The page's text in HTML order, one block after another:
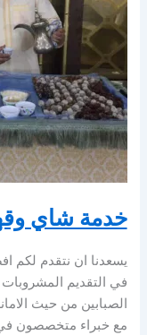
خدمة شاي
يسعدنا ان نتقدم لكم
في التقديم
الصبابين من حيث
مع خبراء متخصصون في